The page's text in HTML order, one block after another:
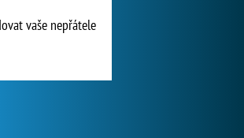
vaše nepřátele